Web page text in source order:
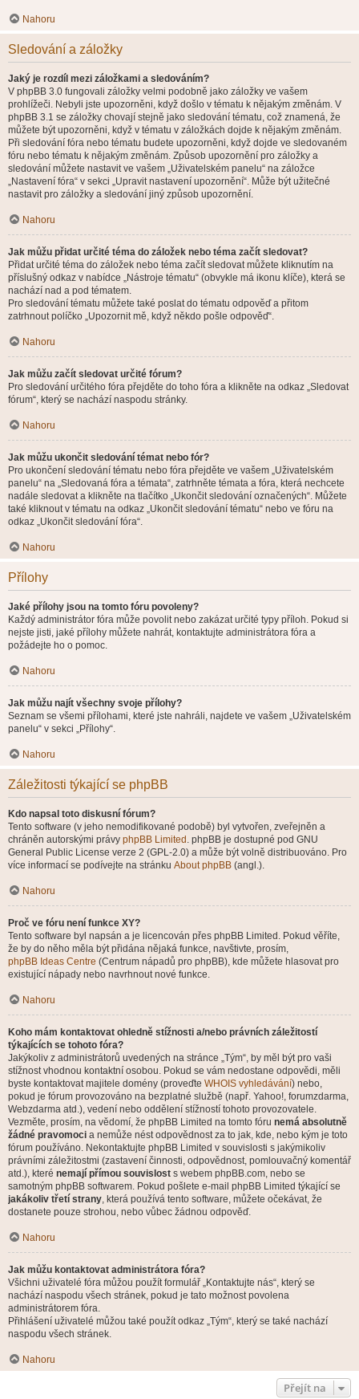
Nahoru
Sledování a záložky
Jaký je rozdíl mezi záložkami a sledováním?
V phpBB 3.0 fungovali záložky velmi podobně jako záložky ve vašem
prohlížeči. Nebyli jste upozorněni, když došlo v tématu k nějakým změnám. V
phpBB 3.1 se záložky chovají stejně jako sledování tématu, což znamená, že
můžete být upozorněni, když v tématu v záložkách dojde k nějakým změnám.
Při sledování fóra nebo tématu budete upozorněni, když dojde ve sledovaném
fóru nebo tématu k nějakým změnám. Způsob upozornění pro záložky a
sledování můžete nastavit ve vašem „Uživatelském panelu“ na záložce
„Nastavení fóra“ v sekci „Upravit nastavení upozornění“. Může být užitečné
nastavit pro záložky a sledování jiný způsob upozornění.
Nahoru
Jak můžu přidat určité téma do záložek nebo téma začít sledovat?
Přidat určité téma do záložek nebo téma začít sledovat můžete kliknutím na
příslušný odkaz v nabídce „Nástroje tématu“ (obvykle má ikonu klíče), která se
nachází nad a pod tématem.
Pro sledování tématu můžete také poslat do tématu odpověď a přitom
zatrhnout políčko „Upozornit mě, když někdo pošle odpověď“.
Nahoru
Jak můžu začít sledovat určité fórum?
Pro sledování určitého fóra přejděte do toho fóra a klikněte na odkaz „Sledovat
fórum“, který se nachází naspodu stránky.
Nahoru
Jak můžu ukončit sledování témat nebo fór?
Pro ukončení sledování tématu nebo fóra přejděte ve vašem „Uživatelském
panelu“ na „Sledovaná fóra a témata“, zatrhněte témata a fóra, která nechcete
nadále sledovat a klikněte na tlačítko „Ukončit sledování označených“. Můžete
také kliknout v tématu na odkaz „Ukončit sledování tématu“ nebo ve fóru na
odkaz „Ukončit sledování fóra“.
Nahoru
Přílohy
Jaké přílohy jsou na tomto fóru povoleny?
Každý administrátor fóra může povolit nebo zakázat určité typy příloh. Pokud si
nejste jisti, jaké přílohy můžete nahrát, kontaktujte administrátora fóra a
požádejte ho o pomoc.
Nahoru
Jak můžu najít všechny svoje přílohy?
Seznam se všemi přílohami, které jste nahráli, najdete ve vašem „Uživatelském
panelu“ v sekci „Přílohy“.
Nahoru
Záležitosti týkající se phpBB
Kdo napsal toto diskusní fórum?
Tento software (v jeho nemodifikované podobě) byl vytvořen, zveřejněn a
chráněn autorskými právy phpBB Limited . phpBB je dostupné pod GNU
General Public License verze 2 (GPL-2.0) a může být volně distribuováno. Pro
více informací se podívejte na stránku About phpBB (angl.).
Nahoru
Proč ve fóru není funkce XY?
Tento software byl napsán a je licencován přes phpBB Limited. Pokud věříte,
že by do něho měla být přidána nějaká funkce, navštivte, prosím,
phpBB Ideas Centre (Centrum nápadů pro phpBB), kde můžete hlasovat pro
existující nápady nebo navrhnout nové funkce.
Nahoru
Koho mám kontaktovat ohledně stížnosti a/nebo právních záležitostí
týkajících se tohoto fóra?
Jakýkoliv z administrátorů uvedených na stránce „Tým“, by měl být pro vaši
stížnost vhodnou kontaktní osobou. Pokud se vám nedostane odpovědi, měli
byste kontaktovat majitele domény (proveďte WHOIS vyhledávání) nebo,
pokud je fórum provozováno na bezplatné službě (např. Yahoo!, forumzdarma,
Webzdarma atd.), vedení nebo oddělení stížností tohoto provozovatele.
Vezměte, prosím, na vědomí, že phpBB Limited na tomto fóru nemá absolutně
žádné pravomoci a nemůže nést odpovědnost za to jak, kde, nebo kým je toto
fórum používáno. Nekontaktujte phpBB Limited v souvislosti s jakýmikoliv
právními záležitostmi (zastavení činnosti, odpovědnost, pomlouvačný komentář
atd.), které nemají přímou souvislost s webem phpBB.com, nebo se
samotným phpBB softwarem. Pokud pošlete e-mail phpBB Limited týkající se
jakákoliv třetí strany, která používá tento software, můžete očekávat, že
dostanete pouze strohou, nebo vůbec žádnou odpověď.
Nahoru
Jak můžu kontaktovat administrátora fóra?
Všichni uživatelé fóra můžou použít formulář „Kontaktujte nás“, který se
nachází naspodu všech stránek, pokud je tato možnost povolena
administrátorem fóra.
Přihlášení uživatelé můžou také použít odkaz „Tým“, který se také nachází
naspodu všech stránek.
Nahoru
Přejít na